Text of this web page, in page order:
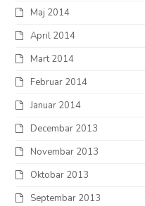
Maj 2014
April 2014
Mart 2014
Februar 2014
Januar 2014
Decembar 2013
Novembar 2013
Oktobar 2013
Septembar 2013